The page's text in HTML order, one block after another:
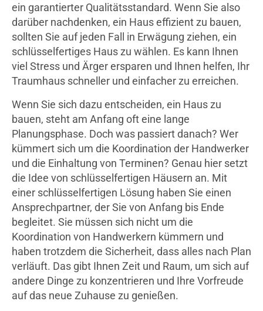
ein garantierter Qualitätsstandard. Wenn Sie also
darüber nachdenken, ein Haus effizient zu bauen,
sollten Sie auf jeden Fall in Erwägung ziehen, ein
schlüsselfertiges Haus zu wählen. Es kann Ihnen
viel Stress und Ärger ersparen und Ihnen helfen, Ihr
Traumhaus schneller und einfacher zu erreichen.
Wenn Sie sich dazu entscheiden, ein Haus zu
bauen, steht am Anfang oft eine lange
Planungsphase. Doch was passiert danach? Wer
kümmert sich um die Koordination der Handwerker
und die Einhaltung von Terminen? Genau hier setzt
die Idee von schlüsselfertigen Häusern an. Mit
einer schlüsselfertigen Lösung haben Sie einen
Ansprechpartner, der Sie von Anfang bis Ende
begleitet. Sie müssen sich nicht um die
Koordination von Handwerkern kümmern und
haben trotzdem die Sicherheit, dass alles nach Plan
verläuft. Das gibt Ihnen Zeit und Raum, um sich auf
andere Dinge zu konzentrieren und Ihre Vorfreude
auf das neue Zuhause zu genießen.